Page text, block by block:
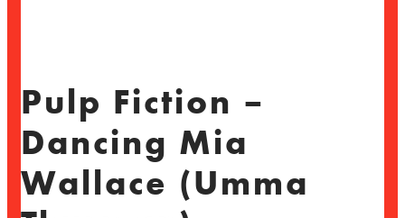
Pulp Fiction –
Dancing Mia
Wallace (Umma